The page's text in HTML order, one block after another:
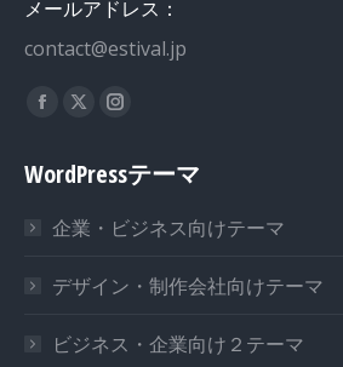
メールアドレス：
contact@estival.jp
私達を見つけてください：
WordPressテーマ
企業・ビジネス向けテーマ
デザイン・制作会社向けテーマ
ビジネス・企業向け２テーマ